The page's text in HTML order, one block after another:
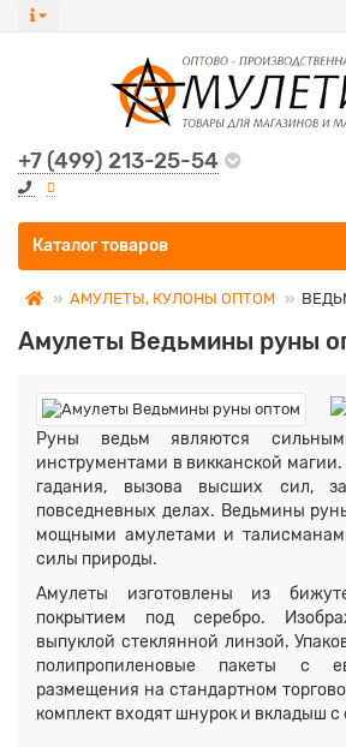
+7 (499) 213-25-54
Все категории
Каталог товаров
АМУЛЕТЫ, КУЛОНЫ ОПТОМ
Амулеты Ведьмины руны
Руны ведьм являются
инструментами в викканской
гадания, вызова высших сил,
повседневных делах. Ведьмины
мощными амулетами и
силы природы.
Амулеты изготовлены из
покрытием под серебро.
выпуклой стеклянной линзой. У
полипропиленовые пакеты с
размещения на стандартном
комплект входят шнурок и вкладыш